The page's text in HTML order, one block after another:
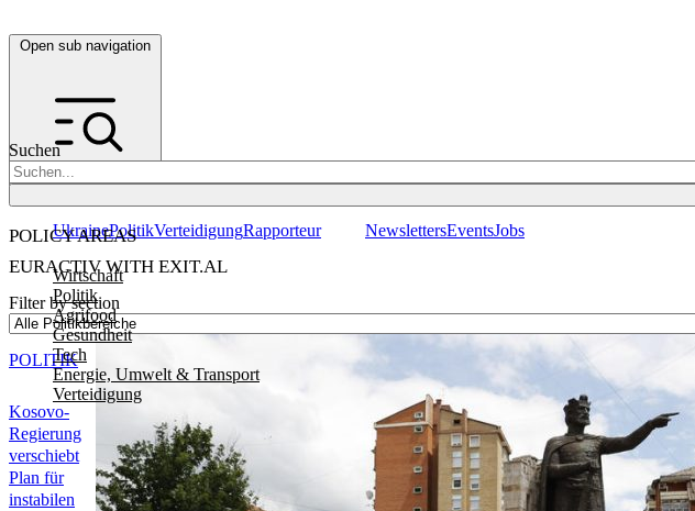
Open sub navigation
Suchen
POLICY AREAS
Wirtschaft
Politik
Agrifood
Gesundheit
Tech
Energie, Umwelt & Transport
Verteidigung
UkrainePolitikVerteidigungRapporteur NewslettersEventsJobs
EURACTIV WITH EXIT.AL
Filter by section
Kosovo-
Regierung
verschiebt
Plan für
instabilen
POLITIK